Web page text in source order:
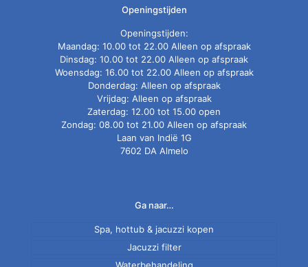
Openingstijden
Openingstijden:
Maandag: 10.00 tot 22.00 Alleen op afspraak
Dinsdag: 10.00 tot 22.00 Alleen op afspraak
Woensdag: 16.00 tot 22.00 Alleen op afspraak
Donderdag: Alleen op afspraak
Vrijdag: Alleen op afspraak
Zaterdag: 12.00 tot 15.00 open
Zondag: 08.00 tot 21.00 Alleen op afspraak
Laan van Indië 1G
7602 DA Almelo
Ga naar…
Spa, hottub & jacuzzi kopen
Nieuwe spa
Jacuzzi filter